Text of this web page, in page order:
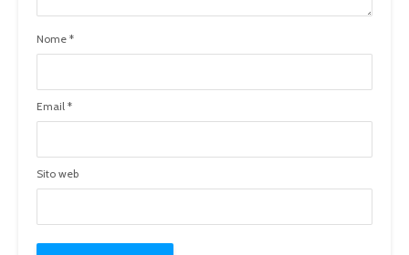
Nome *
Email *
Sito web